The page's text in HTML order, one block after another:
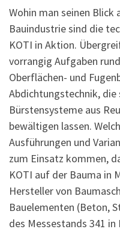
Wohin man seinen Blick
Bauindustrie sind die
KOTI in Aktion.
vorrangig Aufgaben
Oberflächen- und
Abdichtungstechnik,
Bürstensysteme aus
bewältigen lassen.
Ausführungen und
zum Einsatz kommen,
KOTI auf der Bauma in
Hersteller von
Bauelementen (Beton,
des Messestands 341